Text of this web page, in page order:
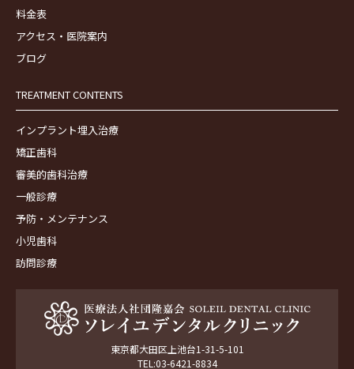
料金表
アクセス・医院案内
ブログ
TREATMENT CONTENTS
インプラント埋入治療
矯正歯科
審美的歯科治療
一般診療
予防・メンテナンス
小児歯科
訪問診療
東京都大田区上池台1-31-5-101
TEL:03-6421-8834